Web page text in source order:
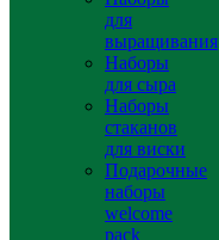
для
выращивания
Наборы
для сыра
Наборы
стаканов
для виски
Подарочные
наборы
welcome
pack